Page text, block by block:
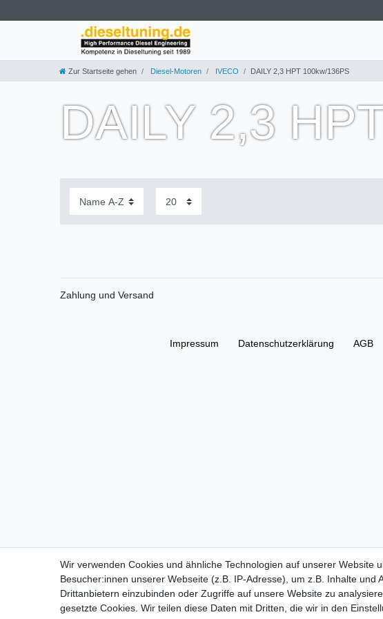
Zur Startseite gehen Diesel-Motoren IVECO DAILY 2,3 HPT 100kw/136PS
DAILY 2,3
Zahlung und Versand
Impressum Daten­schutz­erklärung AGB
Wir verwenden Cookies und ähnliche Technologien auf unserer Website
Besucher:innen unserer Webseite (z.B. IP-Adresse), um z.B. Inhalte und
Drittanbietern einzubinden oder Zugriffe auf unsere Website zu
gesetzte Cookies. Wir teilen diese Daten mit Dritten, die wir in den